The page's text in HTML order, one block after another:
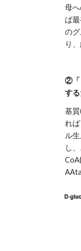
母
ば
の
り
②「
す
基
れ
ル
し